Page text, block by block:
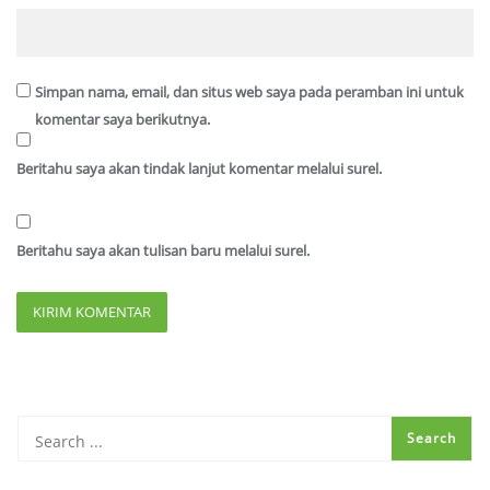
Simpan nama, email, dan situs web saya pada peramban ini untuk
komentar saya berikutnya.
Beritahu saya akan tindak lanjut komentar melalui surel.
Beritahu saya akan tulisan baru melalui surel.